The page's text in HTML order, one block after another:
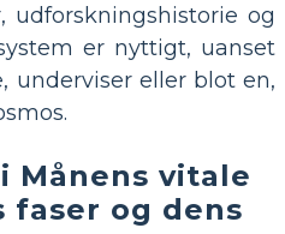
udforskningshistorie og
er nyttigt, uanset
underviser eller blot en,
Månens vitale
og dens